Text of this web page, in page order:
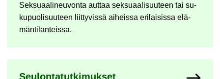
Sek­su­aa­li­neu­von­ta aut­taa sek­su­aa­li­suu­teen tai su­
ku­puo­li­suu­teen liit­ty­vis­sä ai­heis­sa eri­lai­sis­sa elä­
män­ti­lan­teis­sa.
Seu­lon­ta­tut­ki­muk­set